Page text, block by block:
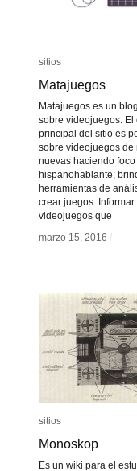
sitios
Matajuegos
Matajuegos es un
sobre videojuegos. El
principal del sitio es
sobre videojuegos de
nuevas haciendo
hispanohablante;
herramientas de
crear juegos. Informar
videojuegos que
marzo 15, 2016 /
sitios
Matajuegos
marzo 15, 2016 /
sitios
Monoskop
Es un wiki para el
sitios
Monoskop